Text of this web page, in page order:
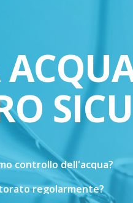
controllo dell'acqua?
regolarmente?